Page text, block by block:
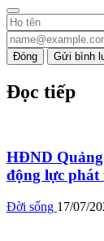
Đóng Gửi bình
Đọc tiếp
HĐND
động lực
Đời sống 17/07/